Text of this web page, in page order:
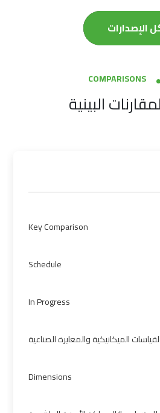
الإصدارات
COMPARISONS
البينية
Key Comparison
Schedule
In Progress
القياسات الميكانيكية والمعايرة الصناعية
Dimensions